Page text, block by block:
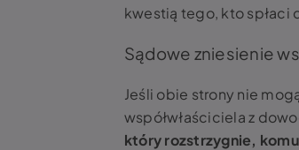
kwestią tego, kto spłaci
Sądowe zniesienie
Jeśli obie strony nie
współwłaściciela z
który rozstrzygnie,